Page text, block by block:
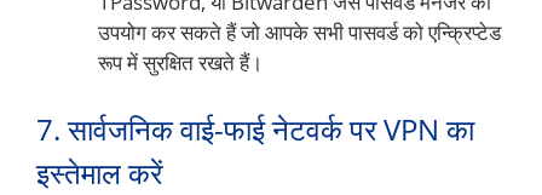
उपयोग कर सकते हैं जो आपके सभी पासवर्ड को एन्क्रिप्टेड
रूप में सुरक्षित रखते हैं।
7. सार्वजनिक वाई-फाई नेटवर्क पर VPN का
इस्तेमाल करें